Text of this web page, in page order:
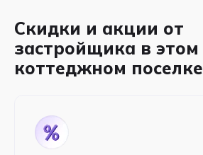
Скидки и акции от
застройщика в этом
коттеджном поселке